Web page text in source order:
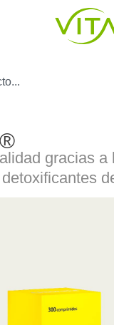
gracias a